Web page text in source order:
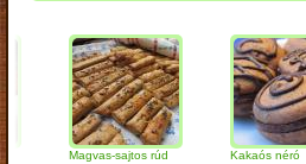
Magvas-sajtos rúd Kakaós néró